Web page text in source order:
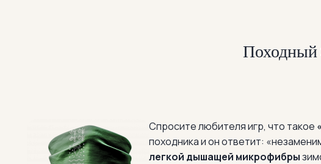
Спросите любителя игр, что такое
походника и он ответит:
легкой дышащей микрофибры